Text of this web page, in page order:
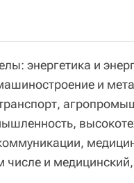
энергетика и
и
числе и медицинский,